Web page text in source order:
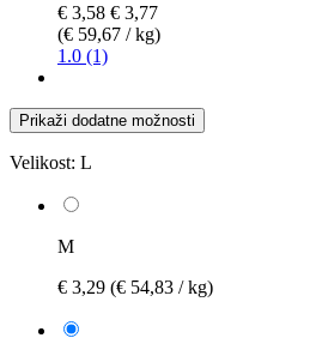
€ 3,58 € 3,77
(€ 59,67 / kg)
1.0 (1)
Prikaži dodatne možnosti
Velikost: L
M
€ 3,29 (€ 54,83 / kg)